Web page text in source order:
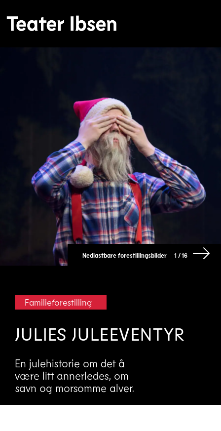
Nedlastbare forestillingsbilder 1 / 16
Familieforestilling
JULIES JULEEVENTYR
En julehistorie om det å
være litt annerledes, om
savn og morsomme alver.